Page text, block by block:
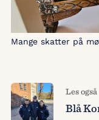
Mange skatter på
Les også
Blå